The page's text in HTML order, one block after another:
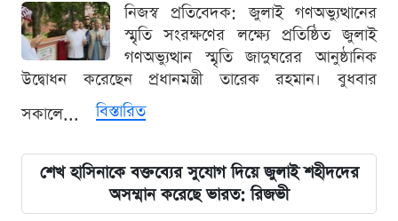
নিজস্ব প্রতিবেদক: জুলাই গণঅভ্যুত্থানের
স্মৃতি সংরক্ষণের লক্ষ্যে প্রতিষ্ঠিত জুলাই
গণঅভ্যুত্থান স্মৃতি জাদুঘরের আনুষ্ঠানিক
উদ্বোধন করেছেন প্রধানমন্ত্রী তারেক রহমান। বুধবার
সকালে...
বিস্তারিত
শেখ হাসিনাকে বক্তব্যের সুযোগ দিয়ে জুলাই শহীদদের
অসম্মান করেছে ভারত: রিজভী